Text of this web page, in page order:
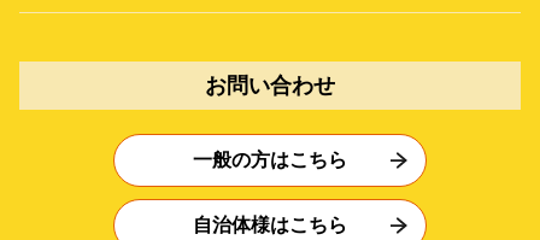
お問い合わせ
一般の方はこちら
自治体様はこちら